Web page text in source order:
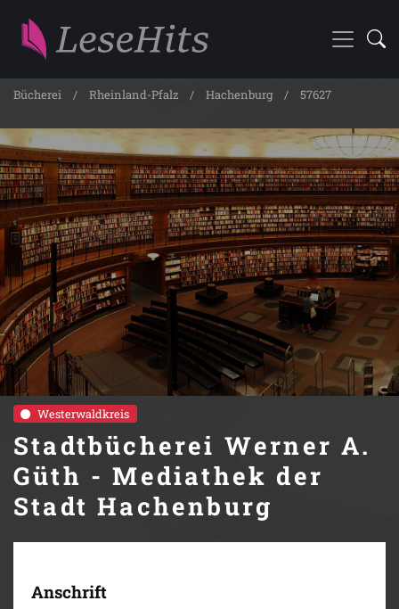
Bücherei Rheinland-Pfalz Hachenburg 57627
Westerwaldkreis
Stadtbücherei Werner A.
Güth - Mediathek der
Stadt Hachenburg
Anschrift